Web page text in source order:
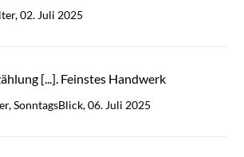
02. Juli 2025
[...]. Feinstes Handwerk
SonntagsBlick, 06. Juli 2025